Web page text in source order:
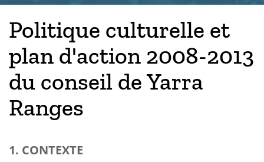
Politique culturelle et
plan d'action 2008-2013
du conseil de Yarra
Ranges
1. CONTEXTE